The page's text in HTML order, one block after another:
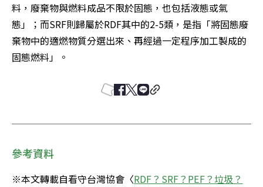
料，廢棄物與燃料成品不限於固態，也包括液態或氣
態」；而SRF則歸屬於RDF其中的2-5類，是指「將固態廢
棄物中的適燃物質分選出來、再經過一定程序加工製成的
固態燃料」。
參考資料
※本文轉載自看守台灣協會〈RDF？SRF？PEF？垃圾？